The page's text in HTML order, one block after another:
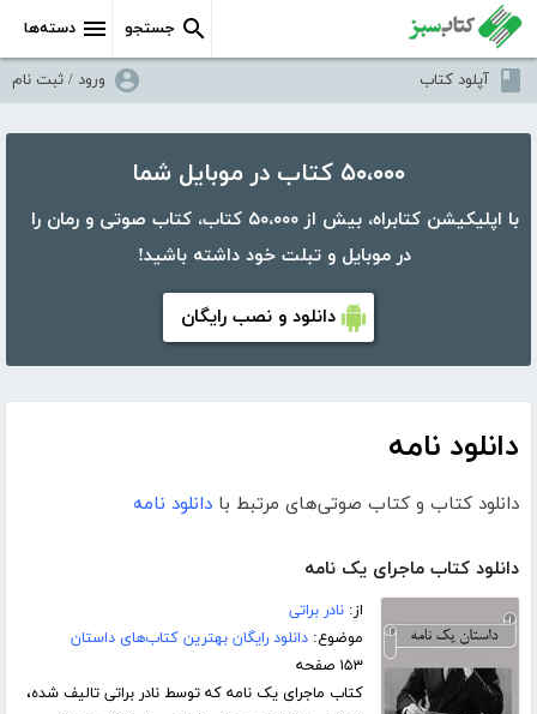
دسته‌ها جستجو
آپلود کتاب ورود / ثبت نام
۵۰،۰۰۰ کتاب در موبایل شما
با اپلیکیشن کتابراه، بیش از ۵۰،۰۰۰ کتاب، کتاب صوتی و رمان را
در موبایل و تبلت خود داشته باشید!
دانلود و نصب رایگان
دانلود نامه
دانلود کتاب و کتاب صوتی‌های مرتبط با دانلود نامه
دانلود کتاب ماجرای یک نامه
از:نادر براتی
موضوع:دانلود رایگان بهترین کتاب‌های داستان
۱۵۳ صفحه
کتاب ماجرای یک نامه که توسط نادر براتی تالیف شده،